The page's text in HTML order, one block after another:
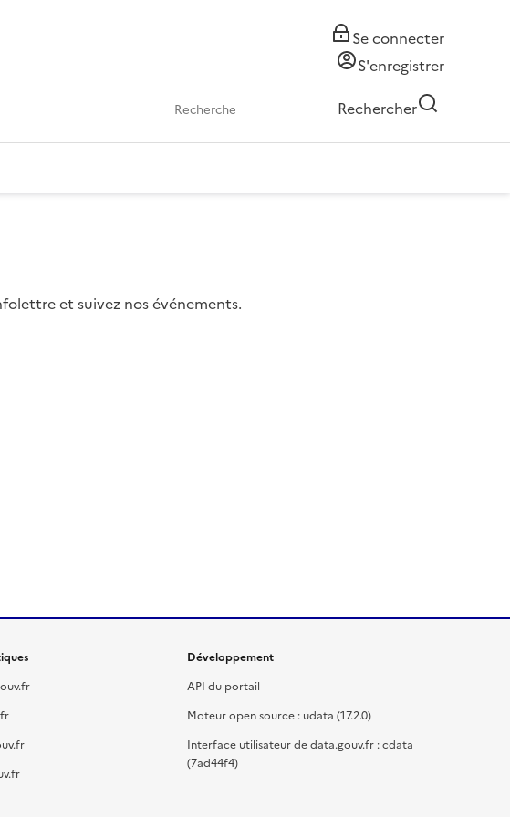
Se connecter
S'enregistrer
Rechercher
et suivez nos événements.
Développement
API du portail
Moteur open source : udata (17.2.0)
Interface utilisateur de data.gouv.fr : cdata
(7ad44f4)